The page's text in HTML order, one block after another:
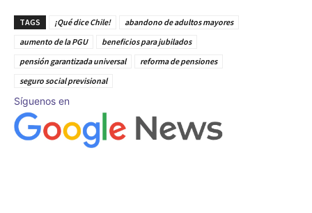
TAGS ¡Qué dice Chile!
abandono de adultos mayores
aumento de la PGU
beneficios para jubilados
pensión garantizada universal
reforma de pensiones
seguro social previsional
Síguenos en